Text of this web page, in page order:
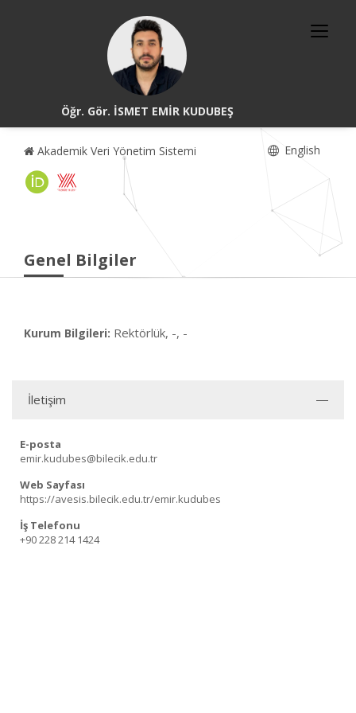
Öğr. Gör. İSMET EMİR KUDUBEŞ
Akademik Veri Yönetim Sistemi English
Genel Bilgiler
Kurum Bilgileri: Rektörlük, -, -
İletişim
E-posta
emir.kudubes@bilecik.edu.tr
Web Sayfası
https://avesis.bilecik.edu.tr/emir.kudubes
İş Telefonu
+90 228 214 1424